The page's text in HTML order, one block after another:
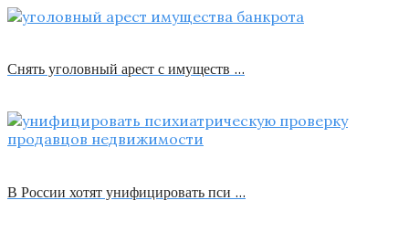
Снять уголовный арест с имуществ …
В России хотят унифицировать пси …